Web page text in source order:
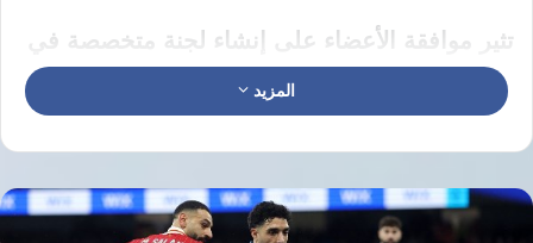
تثير موافقة الأعضاء على إنشاء لجنة متخصصة في
الفضاء الرقمي تساؤلات كبرى حول الأولويات
الرسمية، إذ يرى محللون أن قضايا الذكاء
الرقمية رغم أهميتها تبدو كرفاهية موضوعية مقارنة
المزيد